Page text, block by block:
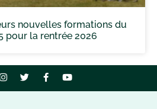
nouvelles formations du
pour la rentrée 2026